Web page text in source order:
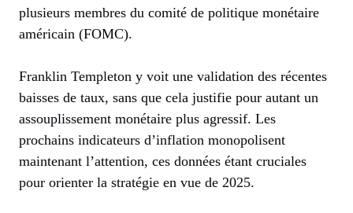
plusieurs membres du comité de politique monétaire
américain (FOMC).
Franklin Templeton y voit une validation des récentes
baisses de taux, sans que cela justifie pour autant un
assouplissement monétaire plus agressif. Les
prochains indicateurs d’inflation monopolisent
maintenant l’attention, ces données étant cruciales
pour orienter la stratégie en vue de 2025.